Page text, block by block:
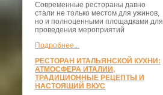
Современные рестораны давно
стали не только местом для ужинов,
но и полноценными площадками для
проведения мероприятий
Подробнее...
РЕСТОРАН ИТАЛЬЯНСКОЙ КУХНИ:
АТМОСФЕРА ИТАЛИИ,
ТРАДИЦИОННЫЕ РЕЦЕПТЫ И
НАСТОЯЩИЙ ВКУС